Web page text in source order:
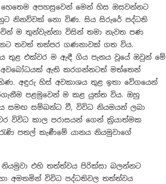
අපහසුවෙන් මෙන් හිස ඔසවන්නට
නිනව්වක් නො විණ. සිය සිරුරේ පද්ධති
ම තුන්වැන්නා විසින් තමා නැවත පණ
තවත් තත්පර ගණනාවක් ගත විය.
තුළ එක්වර ම ඇඳී ගිය පැනය වූයේ ඔවුන් මේ
අවබෝධයක් ඇති කරගන්නටත් මත්තෙන්
අඳුරු හිස් අවකාශය තුළ ඉතා වේගයෙන්
පළමුවෙන් ම කළ යුත්ත විය. ඔහු
සමඟ සම්බන්ධ වී, විවිධ නියමයන් ලබා
විවිධ කාල පරාසයන් ගෙන් ක්‍රියාත්මක
පතල් කැණීමේ යානය නියමුවාගේ
නියමුවා එහි තත්ත්වය පිරික්සා බලන්නට
අමතමින් විවිධ පද්ධතිවල තත්ත්වය